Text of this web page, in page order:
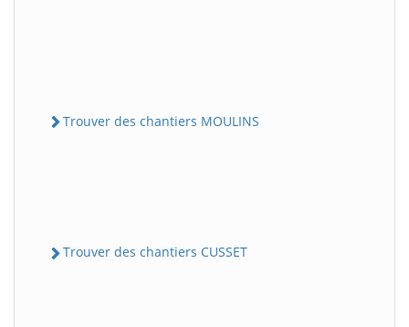
Trouver des chantiers MOULINS
Trouver des chantiers CUSSET